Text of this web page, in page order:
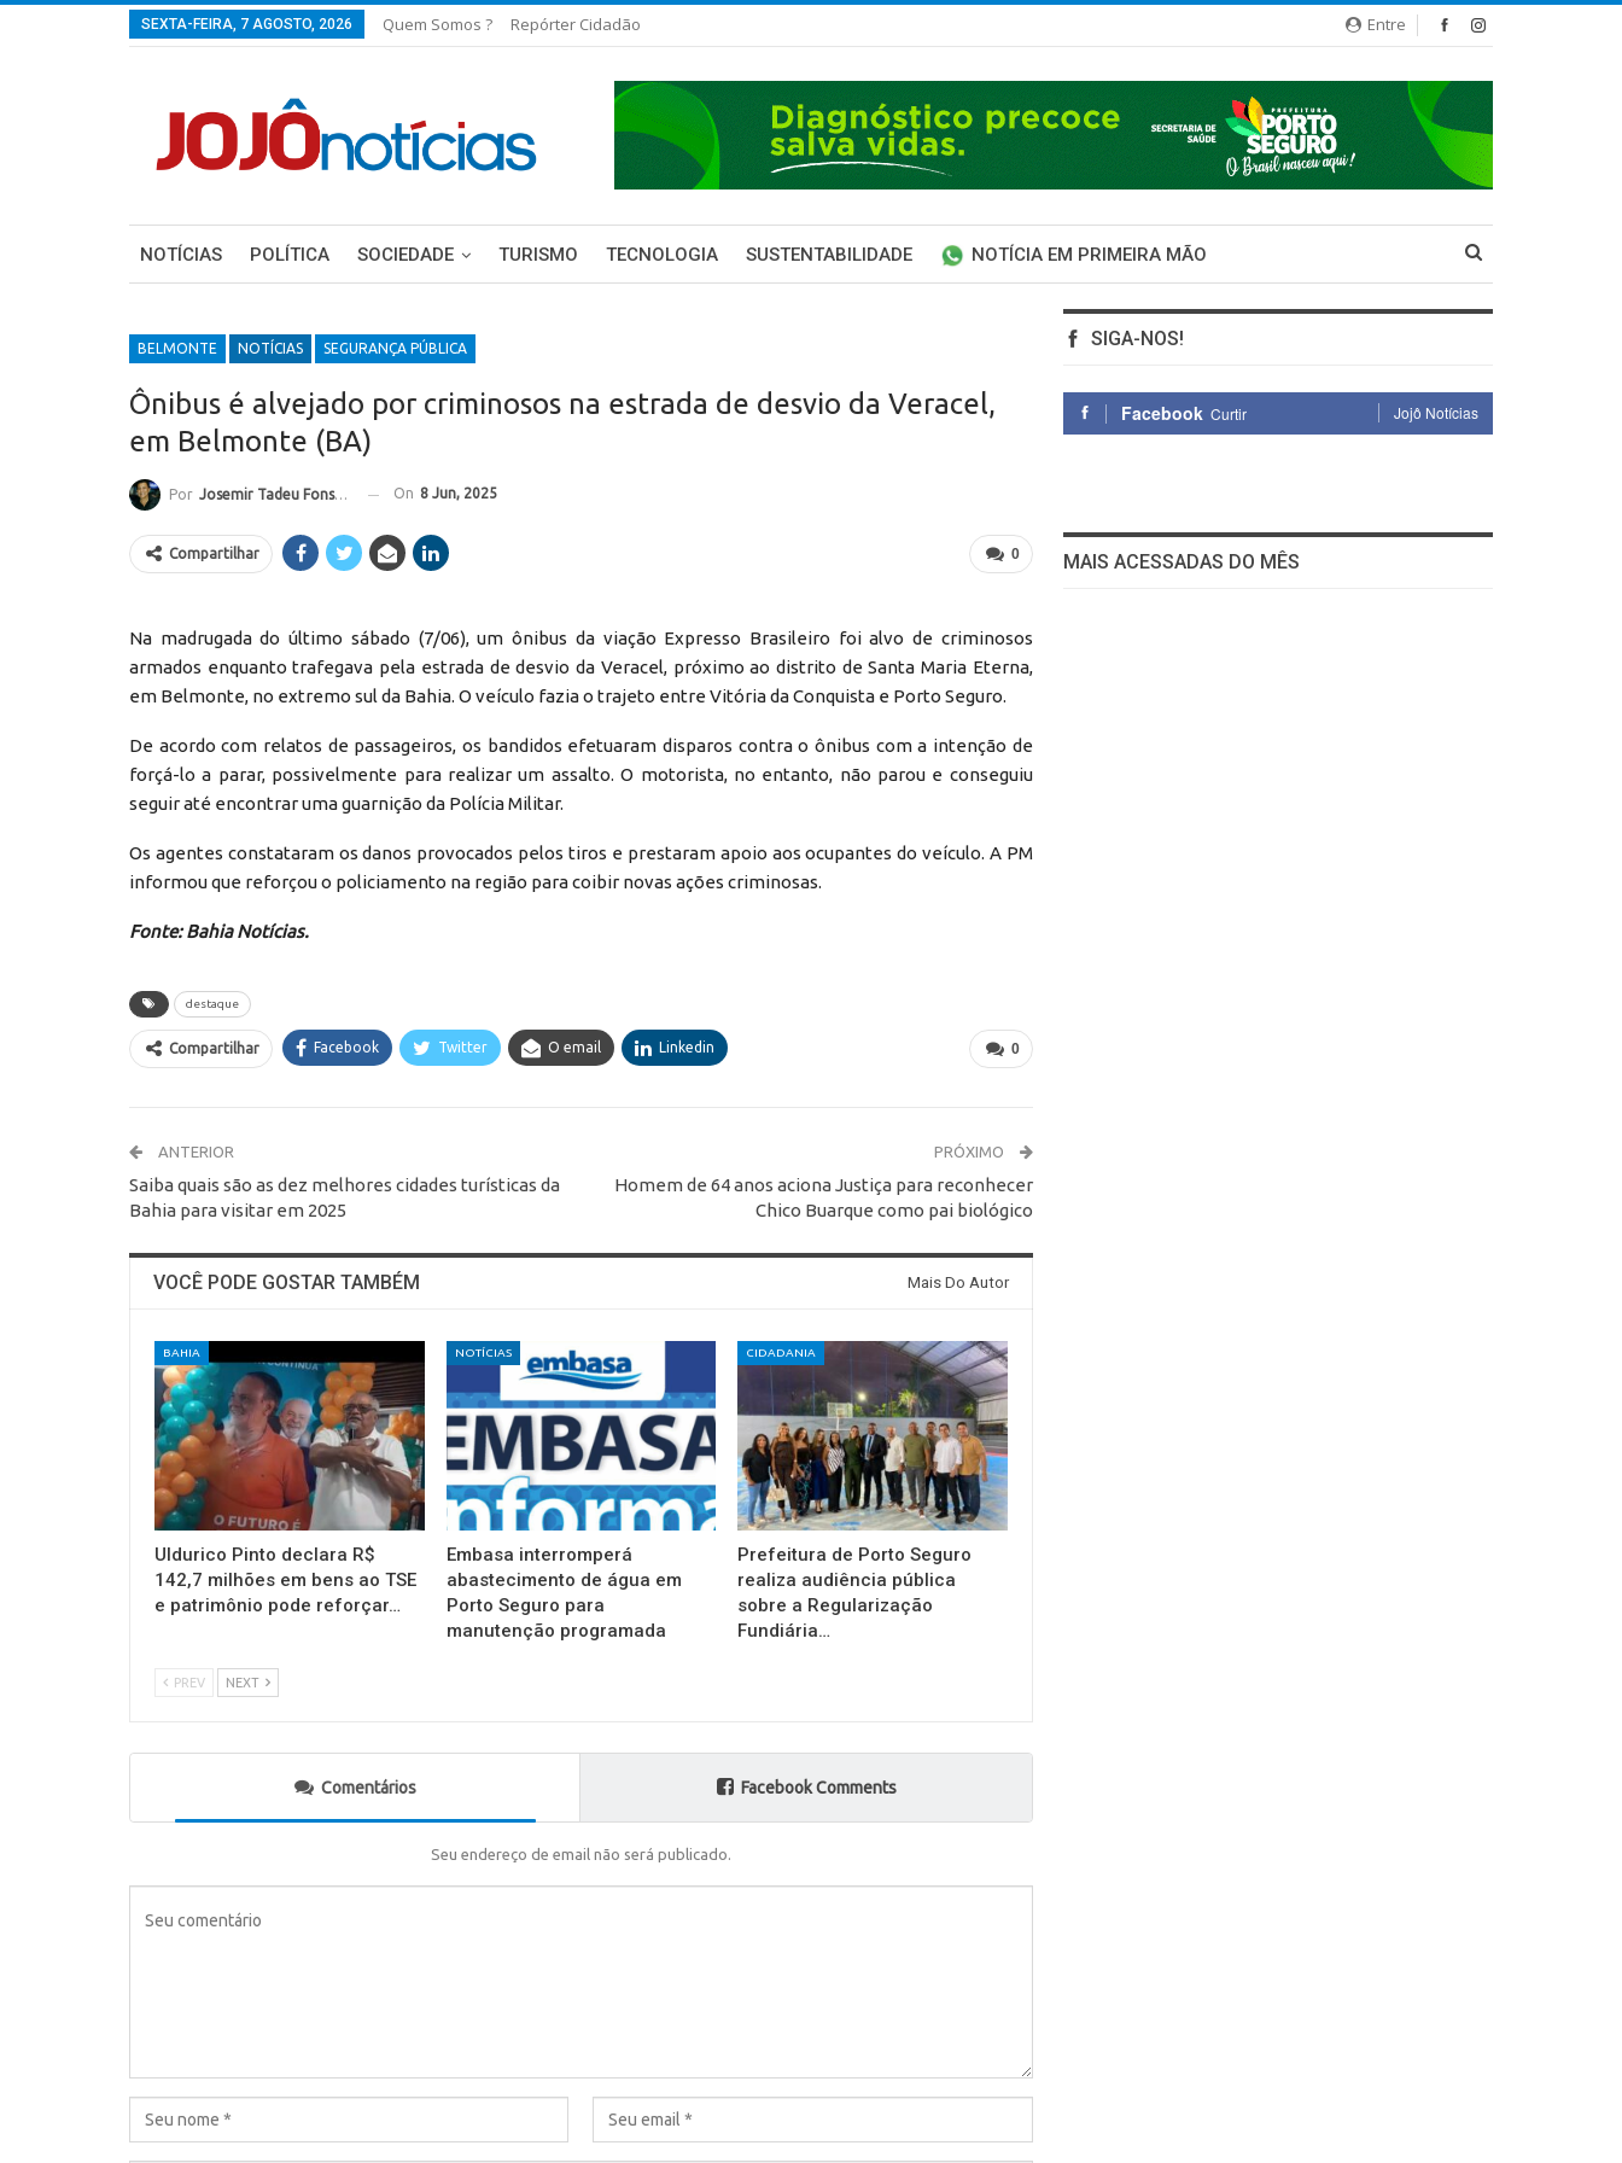
Entre
SEXTA-FEIRA, 7 AGOSTO, 2026 Quem Somos ? Repórter Cidadão
NOTÍCIAS POLÍTICA SOCIEDADE TURISMO TECNOLOGIA SUSTENTABILIDADE NOTÍCIA EM PRIMEIRA MÃO
BELMONTE NOTÍCIAS SEGURANÇA PÚBLICA
Ônibus é alvejado por criminosos na estrada de desvio da Veracel,
em Belmonte (BA)
Por Josemir Tadeu Fonseca On 8 Jun, 2025
0
Compartilhar
Na madrugada do último sábado (7/06), um ônibus da viação Expresso Brasileiro foi alvo de criminosos
armados enquanto trafegava pela estrada de desvio da Veracel, próximo ao distrito de Santa Maria Eterna,
em Belmonte, no extremo sul da Bahia. O veículo fazia o trajeto entre Vitória da Conquista e Porto Seguro.
De acordo com relatos de passageiros, os bandidos efetuaram disparos contra o ônibus com a intenção de
forçá-lo a parar, possivelmente para realizar um assalto. O motorista, no entanto, não parou e conseguiu
seguir até encontrar uma guarnição da Polícia Militar.
Os agentes constataram os danos provocados pelos tiros e prestaram apoio aos ocupantes do veículo. A PM
informou que reforçou o policiamento na região para coibir novas ações criminosas.
Fonte: Bahia Notícias.
destaque
0
Compartilhar Facebook Twitter O email Linkedin
ANTERIOR
Saiba quais são as dez melhores cidades turísticas da
Bahia para visitar em 2025
PRÓXIMO
Homem de 64 anos aciona Justiça para reconhecer
Chico Buarque como pai biológico
VOCÊ PODE GOSTAR TAMBÉM Mais Do Autor
BAHIA
Uldurico Pinto declara R$
142,7 milhões em bens ao TSE
e patrimônio pode reforçar…
NOTÍCIAS
Embasa interromperá
abastecimento de água em
Porto Seguro para
manutenção programada
CIDADANIA
Prefeitura de Porto Seguro
realiza audiência pública
sobre a Regularização
Fundiária…
PREV NEXT
Comentários Facebook Comments
Seu endereço de email não será publicado.
SIGA-NOS!
Facebook Curtir Jojô Notícias
MAIS ACESSADAS DO MÊS